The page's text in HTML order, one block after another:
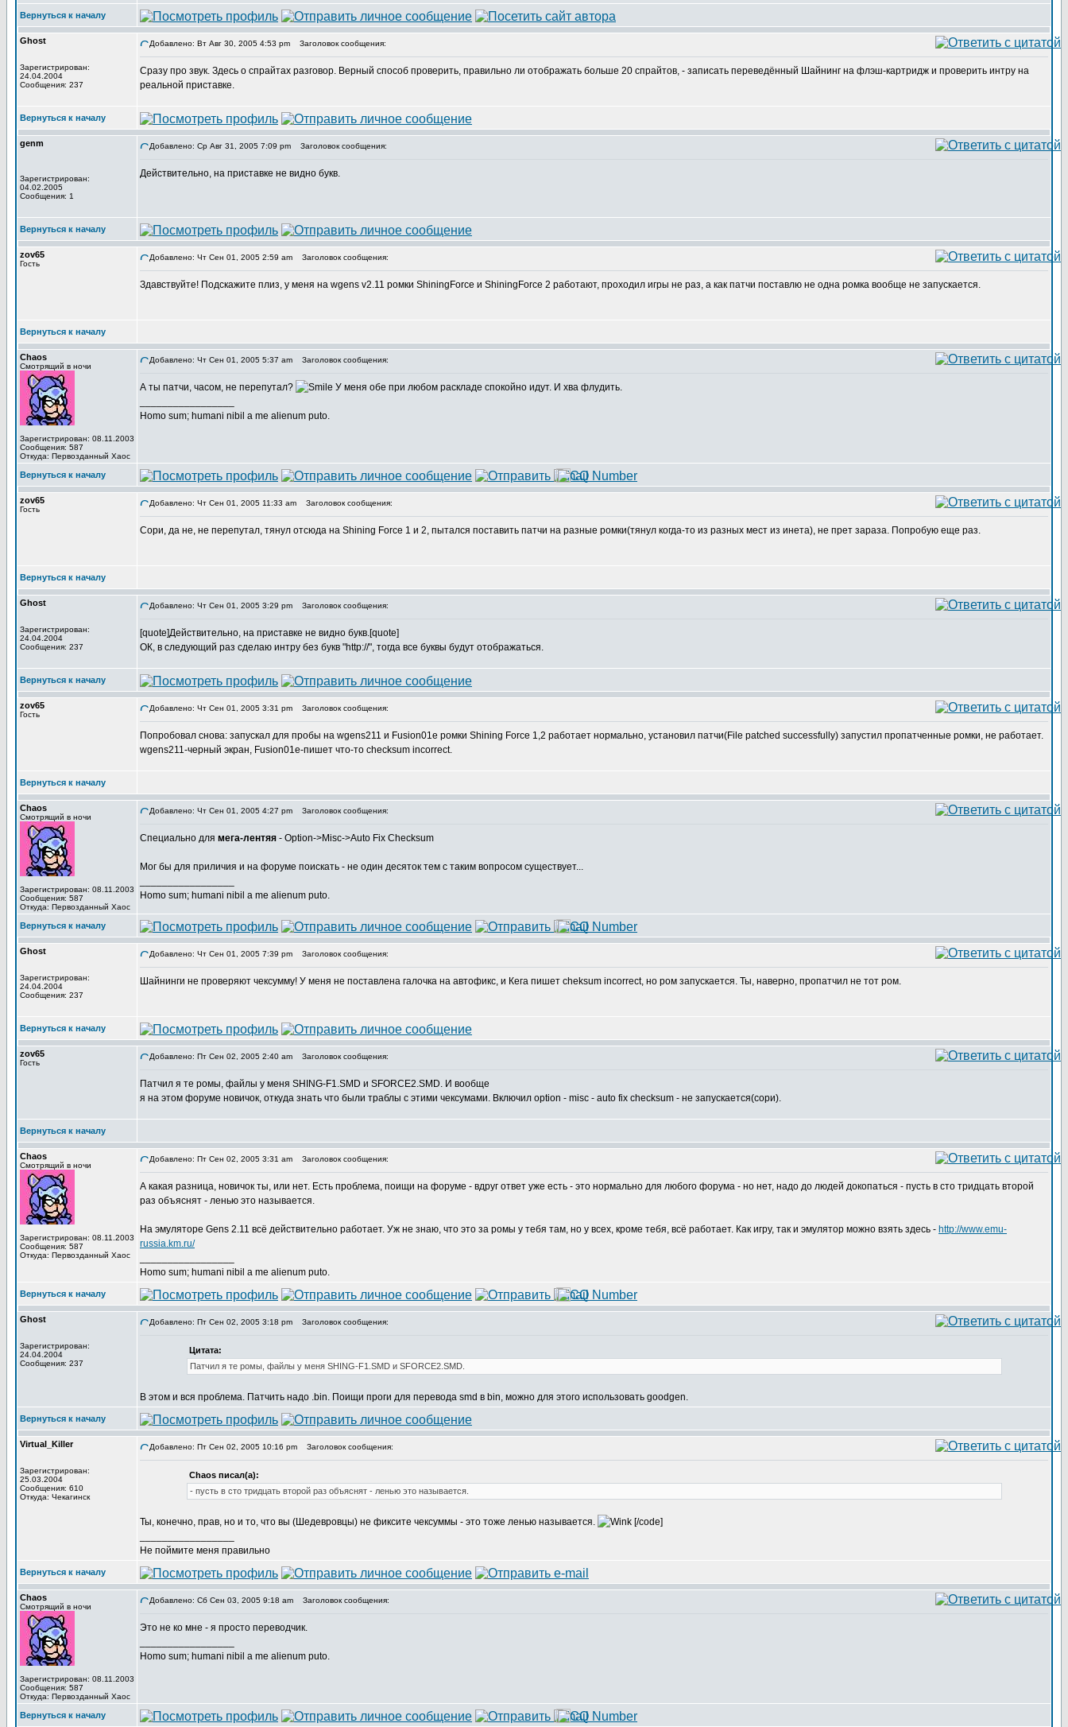
Вернуться к началу
Ghost
Зарегистрирован:
24.04.2004
Сообщения: 237
Добавлено: Вт Авг 30, 2005 4:53 pm Заголовок сообщения:
Сразу про звук. Здесь о спрайтах разговор. Верный способ проверить, правильно ли отображать больше 20 спрайтов, - записать переведённый Шайнинг на флэш-картридж и проверить интру на
реальной приставке.
Вернуться к началу
genm
Зарегистрирован:
04.02.2005
Сообщения: 1
Добавлено: Ср Авг 31, 2005 7:09 pm Заголовок сообщения:
Действительно, на приставке не видно букв.
Вернуться к началу
zov65
Гость
Добавлено: Чт Сен 01, 2005 2:59 am Заголовок сообщения:
Здавствуйте! Подскажите плиз, у меня на wgens v2.11 ромки ShiningForce и ShiningForce 2 работают, проходил игры не раз, а как патчи поставлю не одна ромка вообще не запускается.
Вернуться к началу
Chaos
Смотрящий в ночи
Зарегистрирован: 08.11.2003
Сообщения: 587
Откуда: Первозданный Хаос
Добавлено: Чт Сен 01, 2005 5:37 am Заголовок сообщения:
А ты патчи, часом, не перепутал?
У меня обе при любом раскладе спокойно идут. И хва флудить.
Homo sum; humani nibil a me alienum puto.
Вернуться к началу
zov65
Гость
Добавлено: Чт Сен 01, 2005 11:33 am Заголовок сообщения:
Сори, да не, не перепутал, тянул отсюда на Shining Force 1 и 2, пытался поставить патчи на разные ромки(тянул когда-то из разных мест из инета), не прет зараза. Попробую еще раз.
Вернуться к началу
Ghost
Зарегистрирован:
24.04.2004
Сообщения: 237
Добавлено: Чт Сен 01, 2005 3:29 pm Заголовок сообщения:
[quote]Действительно, на приставке не видно букв.[quote]
ОК, в следующий раз сделаю интру без букв "http://", тогда все буквы будут отображаться.
Вернуться к началу
zov65
Гость
Добавлено: Чт Сен 01, 2005 3:31 pm Заголовок сообщения:
Попробовал снова: запускал для пробы на wgens211 и Fusion01e ромки Shining Force 1,2 работает нормально, установил патчи(File patched successfully) запустил пропатченные ромки, не работает.
wgens211-черный экран, Fusion01e-пишет что-то checksum incorrect.
Вернуться к началу
Chaos
Смотрящий в ночи
Зарегистрирован: 08.11.2003
Сообщения: 587
Откуда: Первозданный Хаос
Добавлено: Чт Сен 01, 2005 4:27 pm Заголовок сообщения:
Специально для мега-лентяя - Option->Misc->Auto Fix Checksum
Мог бы для приличия и на форуме поискать - не один десяток тем с таким вопросом существует...
Homo sum; humani nibil a me alienum puto.
Вернуться к началу
Ghost
Зарегистрирован:
24.04.2004
Сообщения: 237
Добавлено: Чт Сен 01, 2005 7:39 pm Заголовок сообщения:
Шайнинги не проверяют чексумму! У меня не поставлена галочка на автофикс, и Кега пишет cheksum incorrect, но ром запускается. Ты, наверно, пропатчил не тот ром.
Вернуться к началу
zov65
Гость
Добавлено: Пт Сен 02, 2005 2:40 am Заголовок сообщения:
Патчил я те ромы, файлы у меня SHING-F1.SMD и SFORCE2.SMD. И вообще
я на этом форуме новичок, откуда знать что были траблы с этими чексумами. Включил option - misc - auto fix checksum - не запускается(сори).
Вернуться к началу
Chaos
Смотрящий в ночи
Зарегистрирован: 08.11.2003
Сообщения: 587
Откуда: Первозданный Хаос
Добавлено: Пт Сен 02, 2005 3:31 am Заголовок сообщения:
А какая разница, новичок ты, или нет. Есть проблема, поищи на форуме - вдруг ответ уже есть - это нормально для любого форума - но нет, надо до людей докопаться - пусть в сто тридцать второй
раз объяснят - ленью это называется.
На эмуляторе Gens 2.11 всё действительно работает. Уж не знаю, что это за ромы у тебя там, но у всех, кроме тебя, всё работает. Как игру, так и эмулятор можно взять здесь - http://www.emu-
russia.km.ru/
Homo sum; humani nibil a me alienum puto.
Вернуться к началу
Ghost
Зарегистрирован:
24.04.2004
Сообщения: 237
Добавлено: Пт Сен 02, 2005 3:18 pm Заголовок сообщения:
Цитата:
Патчил я те ромы, файлы у меня SHING-F1.SMD и SFORCE2.SMD.
В этом и вся проблема. Патчить надо .bin. Поищи проги для перевода smd в bin, можно для этого использовать goodgen.
Вернуться к началу
Virtual_Killer
Зарегистрирован:
25.03.2004
Сообщения: 610
Откуда: Чекагинск
Добавлено: Пт Сен 02, 2005 10:16 pm Заголовок сообщения:
Chaos писал(а):
- пусть в сто тридцать второй раз объяснят - ленью это называется.
Ты, конечно, прав, но и то, что вы (Шедевровцы) не фиксите чексуммы - это тоже ленью называется.
[/code]
Не поймите меня правильно
Вернуться к началу
Chaos
Смотрящий в ночи
Зарегистрирован: 08.11.2003
Сообщения: 587
Откуда: Первозданный Хаос
Добавлено: Сб Сен 03, 2005 9:18 am Заголовок сообщения:
Это не ко мне - я просто переводчик.
Homo sum; humani nibil a me alienum puto.
Вернуться к началу